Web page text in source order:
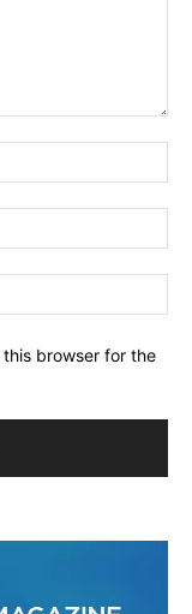
browser for the